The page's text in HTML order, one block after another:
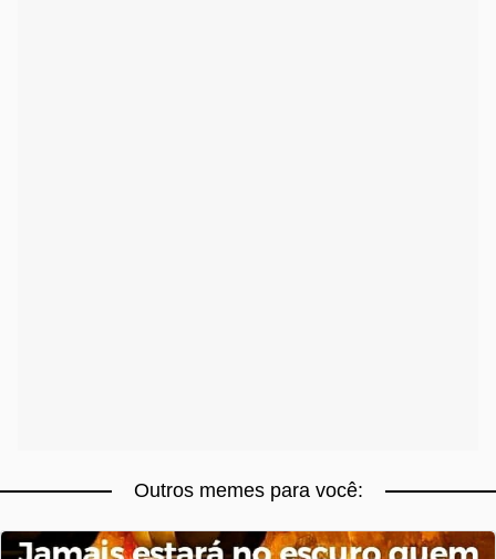
Outros memes para você: